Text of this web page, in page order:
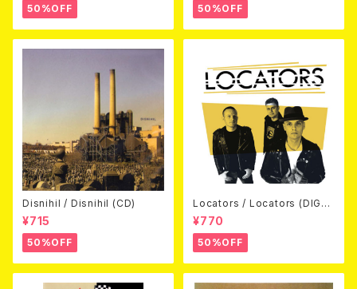
50%OFF 50%OFF
Disnihil / Disnihil (CD)
¥715
50%OFF
Locators / Locators (DIGPA
CK CD)
¥770
50%OFF